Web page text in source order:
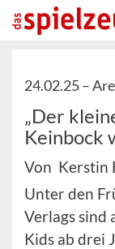
24.02.25 –
„Der
Keinbock
Von Kerstin
Unter den
Verlags sind
Kids ab drei